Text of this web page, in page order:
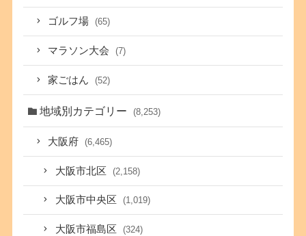
ゴルフ場 (65)
マラソン大会 (7)
家ごはん (52)
地域別カテゴリー (8,253)
大阪府 (6,465)
大阪市北区 (2,158)
大阪市中央区 (1,019)
大阪市福島区 (324)